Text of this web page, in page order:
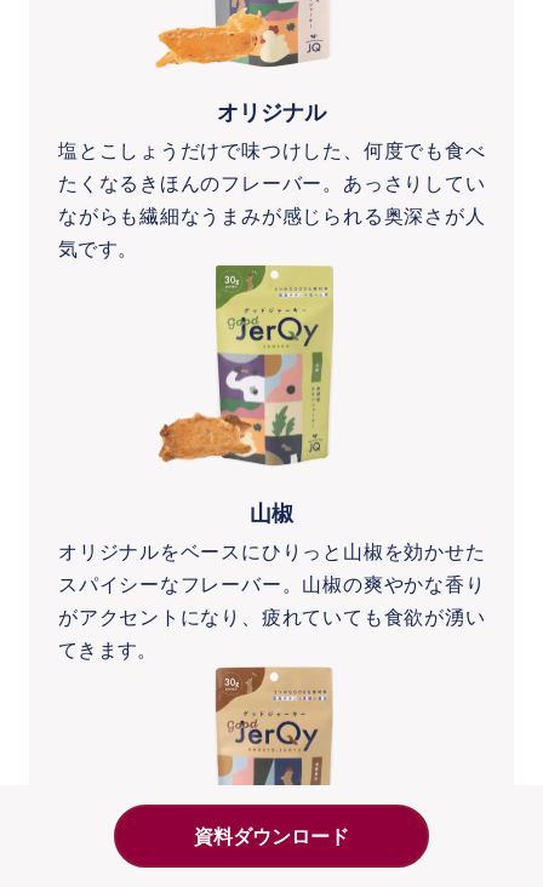
オリジナル
塩とこしょうだけで味つけした、何度でも食べ
たくなるきほんのフレーバー。あっさりしてい
ながらも繊細なうまみが感じられる奥深さが人
気です。
山椒
オリジナルをベースにひりっと山椒を効かせた
スパイシーなフレーバー。山椒の爽やかな香り
がアクセントになり、疲れていても食欲が湧い
てきます。
資料ダウンロード